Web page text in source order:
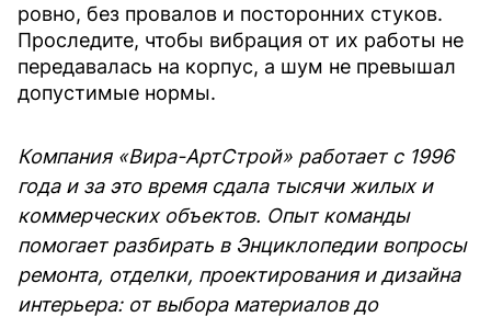
ровно, без провалов и посторонних стуков.
Проследите, чтобы вибрация от их работы не
передавалась на корпус, а шум не превышал
допустимые нормы.
Компания «Вира-АртСтрой» работает с 1996
года и за это время сдала тысячи жилых и
коммерческих объектов. Опыт команды
помогает разбирать в Энциклопедии вопросы
ремонта, отделки, проектирования и дизайна
интерьера: от выбора материалов до